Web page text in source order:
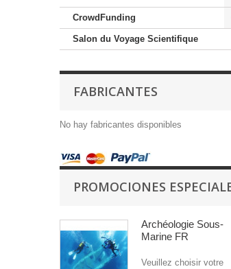
CrowdFunding
Salon du Voyage Scientifique
FABRICANTES
No hay fabricantes disponibles
PROMOCIONES
Archéologie Sous-
Marine FR
Veuillez choisir votre